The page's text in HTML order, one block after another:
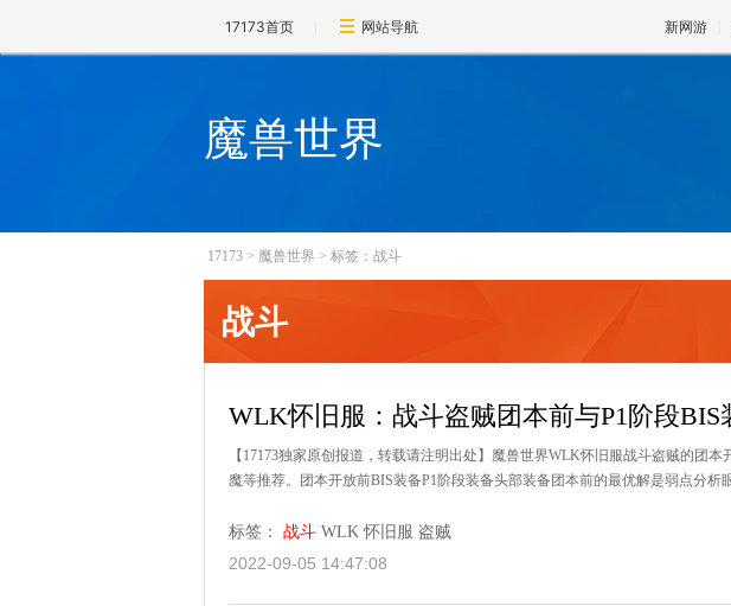
17173首页 网站导航 新网游
魔兽世界
17173 > 魔兽世界 > 标签：战斗
战斗
WLK怀旧服：战斗盗贼团本前与P1阶段BIS
【17173独家原创报道，转载请注明出处】魔兽世界WLK怀旧服战斗盗贼的团
魔等推荐。团本开放前BIS装备P1阶段装备头部装备团本前的最优解是弱点分析
标签： 战斗 WLK 怀旧服 盗贼
2022-09-05 14:47:08